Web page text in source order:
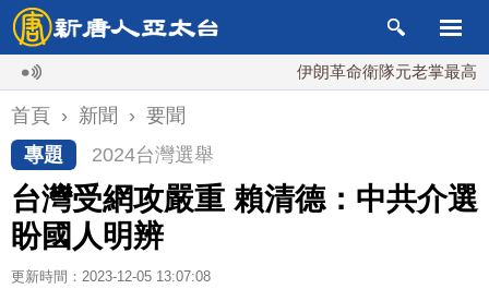
伊朗革命衛隊元老掌最高國安會
首頁 › 新聞 › 要聞
專題
2024台灣選舉
台灣受網攻嚴重 賴清德：中共介選
盼國人明辨
更新時間：2023-12-05 13:07:08